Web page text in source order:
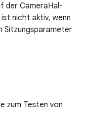
der CameraHal-
nicht aktiv, wenn
Sitzungsparameter
zum Testen von